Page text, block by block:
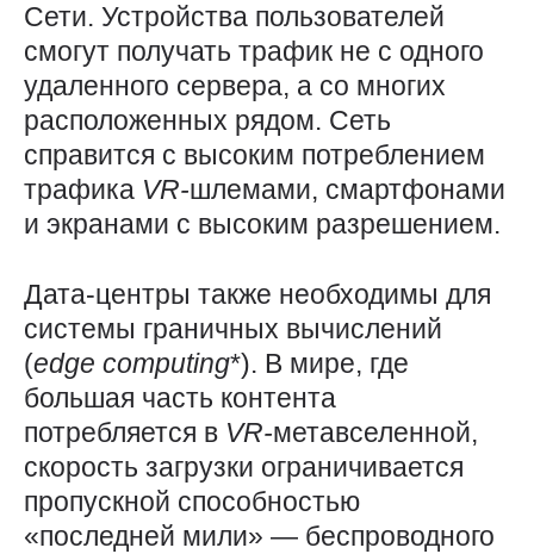
Сети. Устройства пользователей
смогут получать трафик не с одного
удаленного сервера, а со многих
расположенных рядом. Сеть
справится с высоким потреблением
трафика VR-шлемами, смартфонами
и экранами с высоким разрешением.
Дата-центры также необходимы для
системы граничных вычислений
(edge computing*). В мире, где
большая часть контента
потребляется в VR-метавселенной,
скорость загрузки ограничивается
пропускной способностью
«последней мили» — ​беспроводного